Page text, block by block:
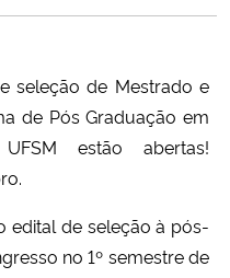
e Comunicações
seleção de Mestrado e
de Pós Graduação em
estão abertas!
edital de seleção à pós-
no 1º semestre de